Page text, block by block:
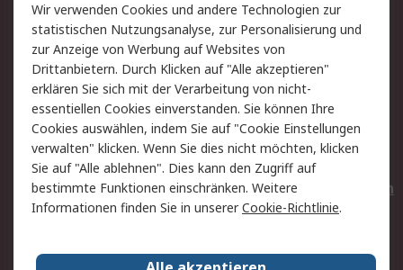
Rücksendungen
Kontakt
Hilfe
Privatkunden
Rechtliches
AGB
Datenschutz
Cookie-Richtlinie
Zahlungsbedingungen
Copyright/Impressum
Entsorgung
Elektrogeräte/Batterien
Wir verwenden Cookies und andere Technologien zur
statistischen Nutzungsanalyse, zur Personalisierung und
zur Anzeige von Werbung auf Websites von
Drittanbietern. Durch Klicken auf "Alle akzeptieren"
erklären Sie sich mit der Verarbeitung von nicht-
essentiellen Cookies einverstanden. Sie können Ihre
Cookies auswählen, indem Sie auf "Cookie Einstellungen
verwalten" klicken. Wenn Sie dies nicht möchten, klicken
Sie auf "Alle ablehnen". Dies kann den Zugriff auf
bestimmte Funktionen einschränken. Weitere
Informationen finden Sie in unsererCookie-Richtlinie.